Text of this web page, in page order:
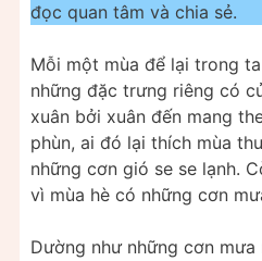
đọc quan tâm và chia sẻ.
Mỗi một mùa để lại trong
những đặc trưng riêng có
xuân bởi xuân đến mang
phùn, ai đó lại thích mùa
những cơn gió se se lạnh.
vì mùa hè có những cơn
Dường như những cơn